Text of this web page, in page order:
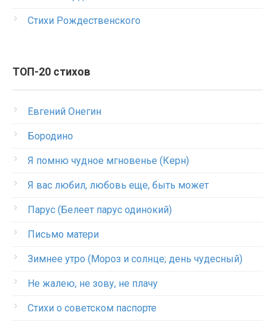
Стихи Рождественского
ТОП-20 стихов
Евгений Онегин
Бородино
Я помню чудное мгновенье (Керн)
Я вас любил, любовь еще, быть может
Парус (Белеет парус одинокий)
Письмо матери
Зимнее утро (Мороз и солнце; день чудесный)
Не жалею, не зову, не плачу
Стихи о советском паспорте